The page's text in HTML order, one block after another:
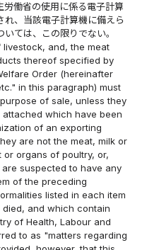
働省の使用に係る電子計算
、当該電子計算機に備えら
ては、この限りでない。
and, the meat
thereof specified by
Order (hereinafter
in this paragraph) must
of sale, unless they
which have been
of an exporting
are not the meat, milk or
organs of poultry, or,
suspected to have any
of the preceding
listed in each item
and which contain
of Health, Labour and
to as "matters regarding